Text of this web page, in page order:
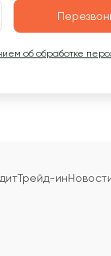
об обработке
Трейд-ин